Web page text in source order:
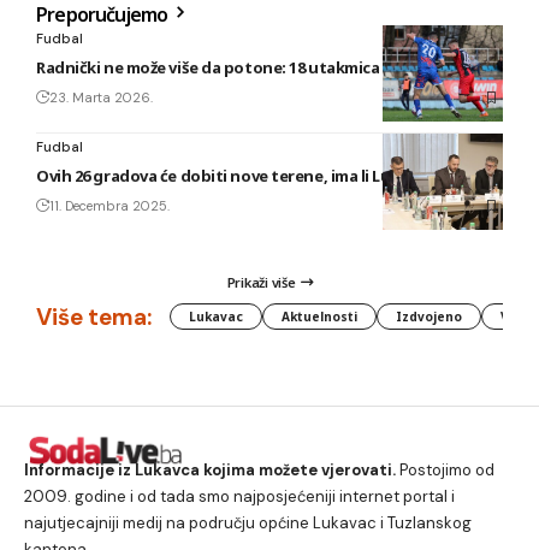
Preporučujemo
Fudbal
Radnički ne može više da potone: 18 utakmica i 8 bodova
23. Marta 2026.
Fudbal
Ovih 26 gradova će dobiti nove terene, ima li Lukavca na listi?
11. Decembra 2025.
Prikaži više
Više tema: Lukavac Aktuelnosti Izdvojeno
Informacije iz Lukavca kojima možete vjerovati.Postojimo od
2009. godine i od tada smo najposjećeniji internet portal i
najutjecajniji medij na području općine Lukavac i Tuzlanskog